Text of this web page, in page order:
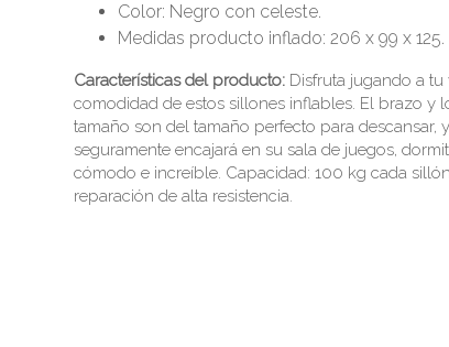
Color: Negro con celeste.
Medidas producto inflado: 206 x 99 x 125.
Características del producto: Disfruta jugando a
comodidad de estos sillones inflables. El brazo y
tamaño son del tamaño perfecto para descansar,
seguramente encajará en su sala de juegos,
cómodo e increíble. Capacidad: 100 kg cada
reparación de alta resistencia.